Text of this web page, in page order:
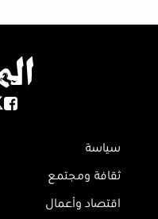
سياسة
ثقافة ومجتمع
اقتصاد وأعمال